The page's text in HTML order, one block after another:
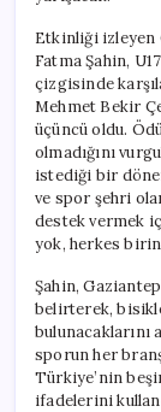
Etkinliği izleyen
Fatma Şahin,
çizgisinde
Mehmet Bekir
üçüncü oldu.
olmadığını
istediği bir
ve spor şehri
destek vermek
yok, herkes
Şahin,
belirterek,
bulunacaklarını
sporun her
Türkiye’nin
ifadelerini